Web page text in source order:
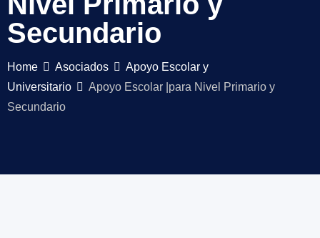
Secundario
Home Asociados
Apoyo Escolar y
Universitario
Apoyo Escolar |para Nivel Primario y
Secundario